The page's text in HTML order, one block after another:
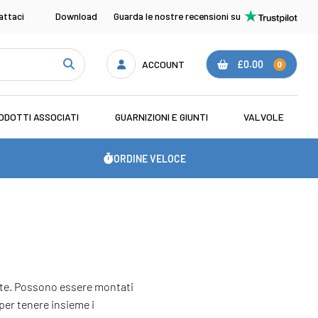
Download Guarda le nostre recensioni su
ACCOUNT £0.00 0
ASSOCIATI GUARNIZIONI E GIUNTI VALVOLE
ORDINE VELOCE
Possono essere montati
tenere insieme i